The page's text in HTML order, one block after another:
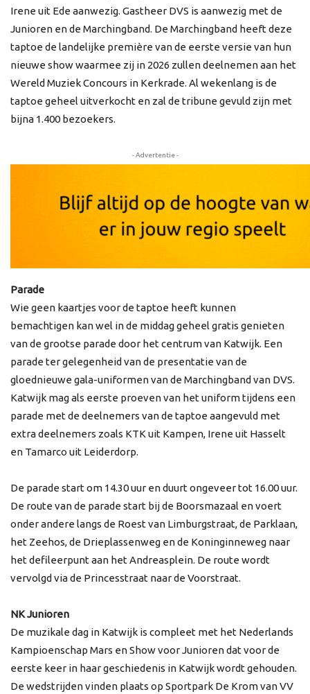
Irene uit Ede aanwezig. Gastheer DVS is aanwezig met de
Junioren en de Marchingband. De Marchingband heeft deze
taptoe de landelijke première van de eerste versie van hun
nieuwe show waarmee zij in 2026 zullen deelnemen aan het
Wereld Muziek Concours in Kerkrade. Al wekenlang is de
taptoe geheel uitverkocht en zal de tribune gevuld zijn met
bijna 1.400 bezoekers.
- Advertentie -
Parade
Wie geen kaartjes voor de taptoe heeft kunnen
bemachtigen kan wel in de middag geheel gratis genieten
van de grootse parade door het centrum van Katwijk. Een
parade ter gelegenheid van de presentatie van de
gloednieuwe gala-uniformen van de Marchingband van DVS.
Katwijk mag als eerste proeven van het uniform tijdens een
parade met de deelnemers van de taptoe aangevuld met
extra deelnemers zoals KTK uit Kampen, Irene uit Hasselt
en Tamarco uit Leiderdorp.
De parade start om 14.30 uur en duurt ongeveer tot 16.00 uur.
De route van de parade start bij de Boorsmazaal en voert
onder andere langs de Roest van Limburgstraat, de Parklaan,
het Zeehos, de Drieplassenweg en de Koninginneweg naar
het defileerpunt aan het Andreasplein. De route wordt
vervolgd via de Princesstraat naar de Voorstraat.
NK Junioren
De muzikale dag in Katwijk is compleet met het Nederlands
Kampioenschap Mars en Show voor Junioren dat voor de
eerste keer in haar geschiedenis in Katwijk wordt gehouden.
De wedstrijden vinden plaats op Sportpark De Krom van VV